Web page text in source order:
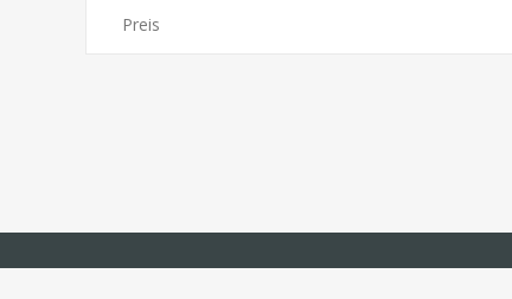
Preis